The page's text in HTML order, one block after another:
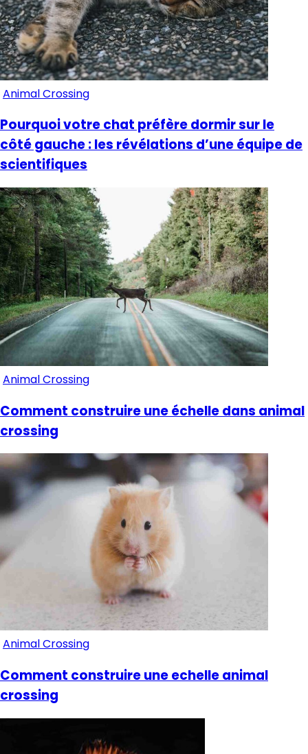
Animal Crossing
Pourquoi votre chat préfère dormir sur le
côté gauche : les révélations d’une équipe de
scientifiques
Animal Crossing
Comment construire une échelle dans animal
crossing
Animal Crossing
Comment construire une echelle animal
crossing